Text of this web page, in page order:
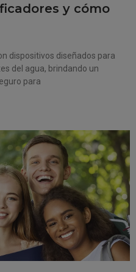
y cómo
dispositivos diseñados para
del agua, brindando un
para